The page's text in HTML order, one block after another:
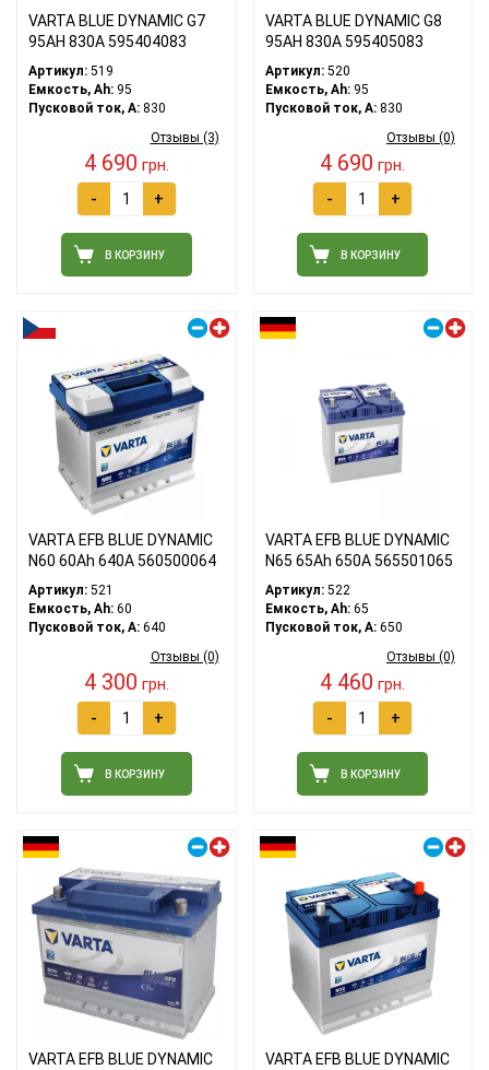
VARTA BLUE DYNAMIC G7
95АH 830A 595404083
Артикул: 519
Емкость, Ah: 95
Пусковой ток, A: 830
Отзывы (3)
4 690 грн.
- +
В КОРЗИНУ
VARTA BLUE DYNAMIC G8
95АH 830A 595405083
Артикул:520
Емкость, Ah:95
Пусковой ток, A:830
Отзывы (0)
4 690 грн.
- +
В КОРЗИНУ
VARTA EFB BLUE DYNAMIC
N60 60Ah 640A 560500064
Артикул: 521
Емкость, Ah: 60
Пусковой ток, A: 640
Отзывы (0)
4 300 грн.
- +
В КОРЗИНУ
VARTA EFB BLUE DYNAMIC
N65 65Ah 650A 565501065
Артикул:522
Емкость, Ah:65
Пусковой ток, A:650
Отзывы (0)
4 460 грн.
- +
В КОРЗИНУ
VARTA EFB BLUE DYNAMIC
VARTA EFB BLUE DYNAMIC